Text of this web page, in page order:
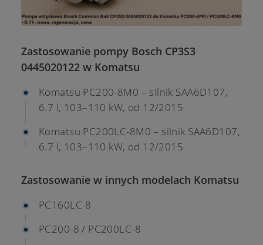
Zastosowanie pompy Bosch CP3S3
0445020122 w Komatsu
Komatsu PC200-8M0 – silnik SAA6D107,
6.7 l, 103–110 kW, od 12/2015
Komatsu PC200LC-8M0 – silnik SAA6D107,
6.7 l, 103–110 kW, od 12/2015
Zastosowanie w innych modelach Komatsu
PC160LC-8
PC200-8 / PC200LC-8